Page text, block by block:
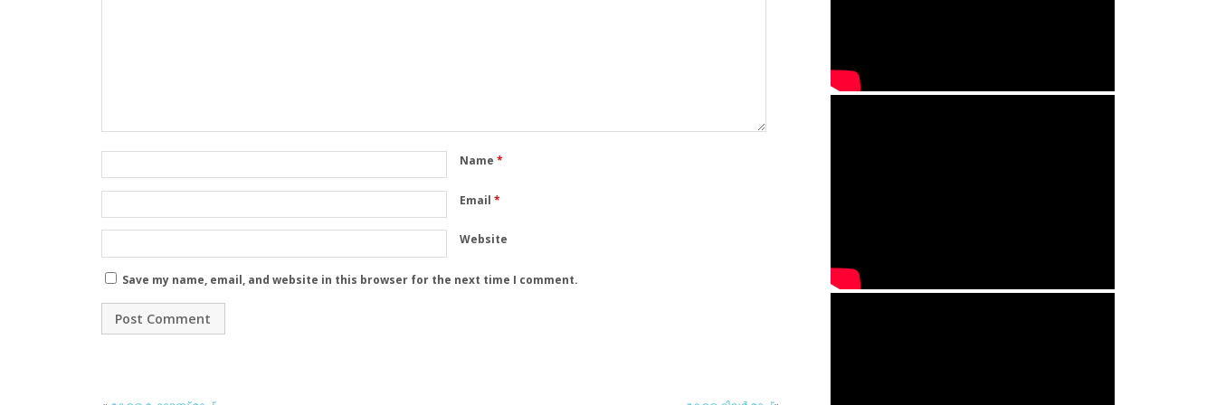
Name *
Email *
Website
Save my name, email, and website in this browser for the next time I comment.